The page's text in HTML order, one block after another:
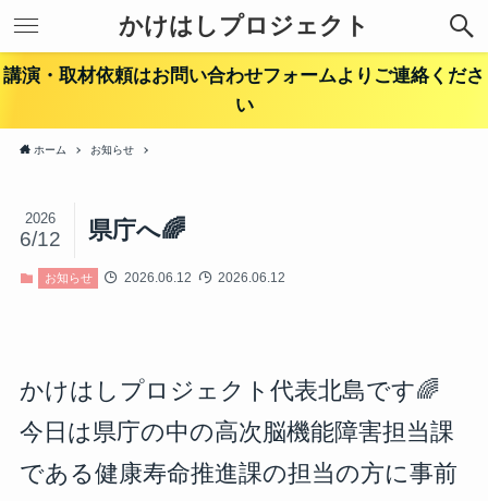
かけはしプロジェクト
講演・取材依頼はお問い合わせフォームよりご連絡くださ
い
ホーム お知らせ
県庁へ🌈
2026
6/12
お知らせ 2026.06.12 2026.06.12
かけはしプロジェクト代表北島です🌈
今日は県庁の中の高次脳機能障害担当課
である健康寿命推進課の担当の方に事前